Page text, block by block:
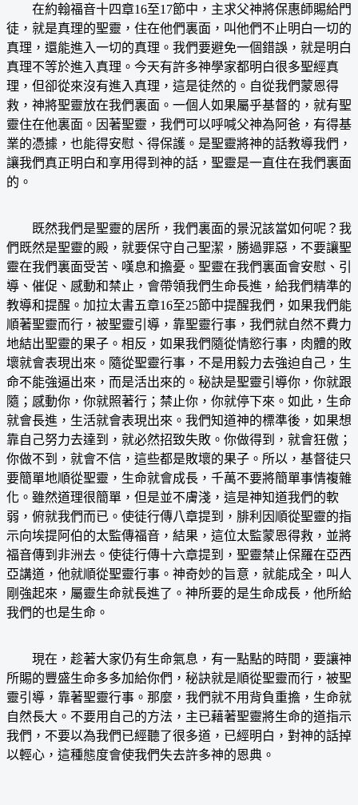
在約翰福音十四章16至17節中，主求父神將保惠師賜給門
徒，就是真理的聖靈，住在他們裏面，叫他們不止明白一切的
真理，還能進入一切的真理。我們要避免一個錯誤，就是明白
真理不等於進入真理。今天有許多神學家都明白很多聖經真
理，但卻從來沒有進入真理，這是徒然的。自從我們蒙恩得
救，神將聖靈放在我們裏面。一個人如果屬乎基督的，就有聖
靈住在他裏面。因著聖靈，我們可以呼喊父神為阿爸，有得基
業的憑據，也能得安慰、得保護。是聖靈將神的話教導我們，
讓我們真正明白和享用得到神的話，聖靈是一直住在我們裏面
的。
既然我們是聖靈的居所，我們裏面的景況該當如何呢？我
們既然是聖靈的殿，就要保守自己聖潔，勝過罪惡，不要讓聖
靈在我們裏面受苦、嘆息和擔憂。聖靈在我們裏面會安慰、引
導、催促、感動和禁止，會帶領我們生命長進，給我們精準的
教導和提醒。加拉太書五章16至25節中提醒我們，如果我們能
順著聖靈而行，被聖靈引導，靠聖靈行事，我們就自然不費力
地結出聖靈的果子。相反，如果我們隨從情慾行事，肉體的敗
壞就會表現出來。隨從聖靈行事，不是用毅力去強迫自己，生
命不能強逼出來，而是活出來的。秘訣是聖靈引導你，你就跟
隨；感動你，你就照著行；禁止你，你就停下來。如此，生命
就會長進，生活就會表現出來。我們知道神的標準後，如果想
靠自己努力去達到，就必然招致失敗。你做得到，就會狂傲；
你做不到，就會不信，這些都是敗壞的果子。所以，基督徒只
要簡單地順從聖靈，生命就會成長，千萬不要將簡單事情複雜
化。雖然道理很簡單，但是並不膚淺，這是神知道我們的軟
弱，俯就我們而已。使徒行傳八章提到，腓利因順從聖靈的指
示向埃提阿伯的太監傳福音，結果，這位太監蒙恩得救，並將
福音傳到非洲去。使徒行傳十六章提到，聖靈禁止保羅在亞西
亞講道，他就順從聖靈行事。神奇妙的旨意，就能成全，叫人
剛強起來，屬靈生命就長進了。神所要的是生命成長，他所給
我們的也是生命。
現在，趁著大家仍有生命氣息，有一點點的時間，要讓神
所賜的豐盛生命多多加給你們，秘訣就是順從聖靈而行，被聖
靈引導，靠著聖靈行事。那麼，我們就不用背負重擔，生命就
自然長大。不要用自己的方法，主已藉著聖靈將生命的道指示
我們，不要以為我們已經聽了很多道，已經明白，對神的話掉
以輕心，這種態度會使我們失去許多神的恩典。